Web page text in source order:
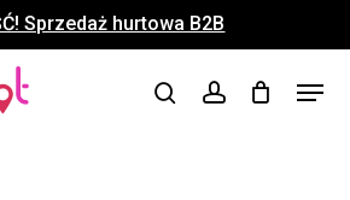
Sprzedaż hurtowa B2B
searchaccount
Menu
Close
UKRYJ
FILTRY
Menu